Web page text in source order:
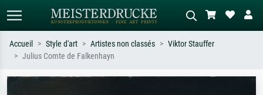
Accueil Style d'art Artistes non classés
Viktor Stauffer
Julius Comte de Falkenhayn